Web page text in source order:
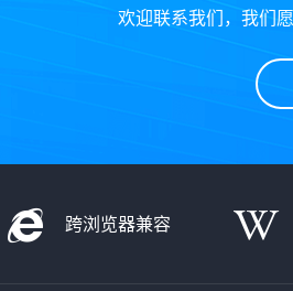
欢迎联系我们，我们
跨浏览器兼容